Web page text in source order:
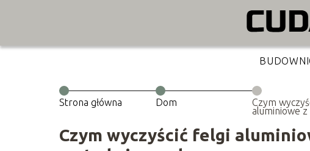
Strona główna Dom Czym
aluminiowe z
porady
Czym wyczyścić felgi